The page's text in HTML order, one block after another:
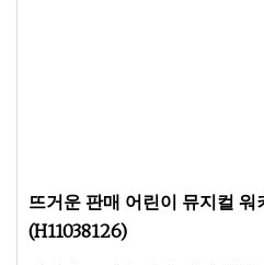
뜨거운 판매 어린이 뮤지컬 워
(H11038126)